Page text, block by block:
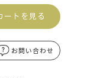
ートを見る
お問い合わせ